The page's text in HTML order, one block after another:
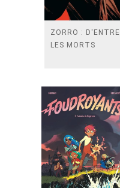
ZORRO : D'ENTRE
LES MORTS